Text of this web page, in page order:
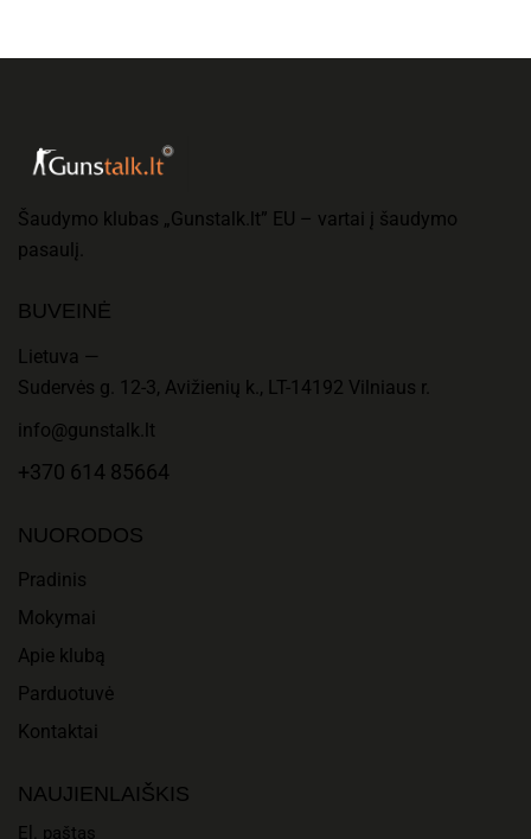
Šaudymo klubas „Gunstalk.lt” EU – vartai į šaudymo
pasaulį.
BUVEINĖ
Lietuva —
Sudervės g. 12-3, Avižienių k., LT-14192 Vilniaus r.
info@gunstalk.lt
+370 614 85664
NUORODOS
Pradinis
Mokymai
Apie klubą
Parduotuvė
Kontaktai
NAUJIENLAIŠKIS